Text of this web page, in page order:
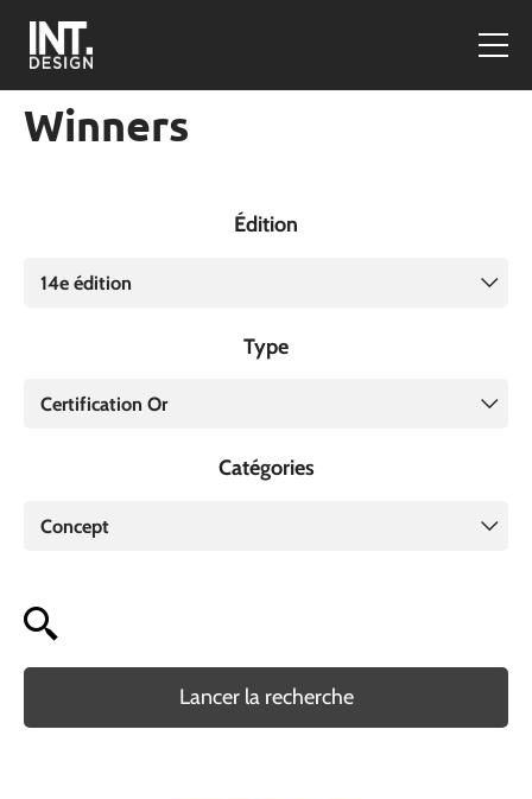
Winners
Édition
14e édition
Type
Certification Or
Catégories
Concept
Lancer la recherche